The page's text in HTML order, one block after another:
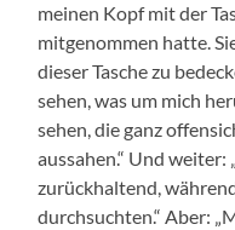
meinen Kopf mit der
mitgenommen hatte.
dieser Tasche zu
sehen, was um mich
sehen, die ganz
aussahen.“ Und
zurückhaltend,
durchsuchten.“ Aber: